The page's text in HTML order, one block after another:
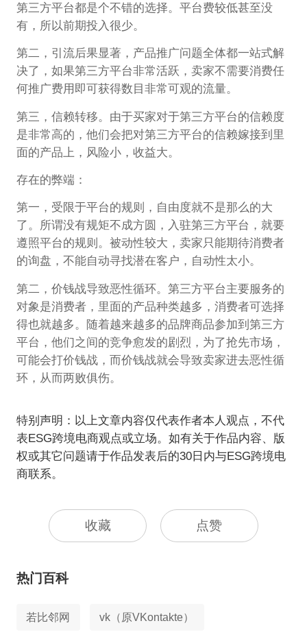
第三方平台都是个不错的选择。平台费较低甚至没
有，所以前期投入很少。
第二，引流后果显著，产品推广问题全体都一站式解
决了，如果第三方平台非常活跃，卖家不需要消费任
何推广费用即可获得数目非常可观的流量。
第三，信赖转移。由于买家对于第三方平台的信赖度
是非常高的，他们会把对第三方平台的信赖嫁接到里
面的产品上，风险小，收益大。
存在的弊端：
第一，受限于平台的规则，自由度就不是那么的大
了。所谓没有规矩不成方圆，入驻第三方平台，就要
遵照平台的规则。被动性较大，卖家只能期待消费者
的询盘，不能自动寻找潜在客户，自动性太小。
第二，价钱战导致恶性循环。第三方平台主要服务的
对象是消费者，里面的产品种类越多，消费者可选择
得也就越多。随着越来越多的品牌商品参加到第三方
平台，他们之间的竞争愈发的剧烈，为了抢先市场，
可能会打价钱战，而价钱战就会导致卖家进去恶性循
环，从而两败俱伤。
特别声明：以上文章内容仅代表作者本人观点，不代
表ESG跨境电商观点或立场。如有关于作品内容、版
权或其它问题请于作品发表后的30日内与ESG跨境电
商联系。
收藏 点赞
热门百科
若比邻网 vk（原VKontakte）